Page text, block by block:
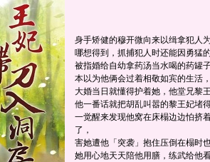
身手矫健的穆开微向来以缉拿犯人
哪想得到，抓捕犯人时还能因勇猛
被指婚给自幼拿药汤当水喝的药罐
本以为他俩会过着相敬如宾的生活
大婚当日就懂得护着她，他堂兄黎
他一番话就把胡乱叫嚣的黎王妃堵
一觉醒来发现他窝在床榻边边怕挤
了，
害她遭他「突袭」抱住压倒在榻时
她用心地天天陪他用膳，练武给他